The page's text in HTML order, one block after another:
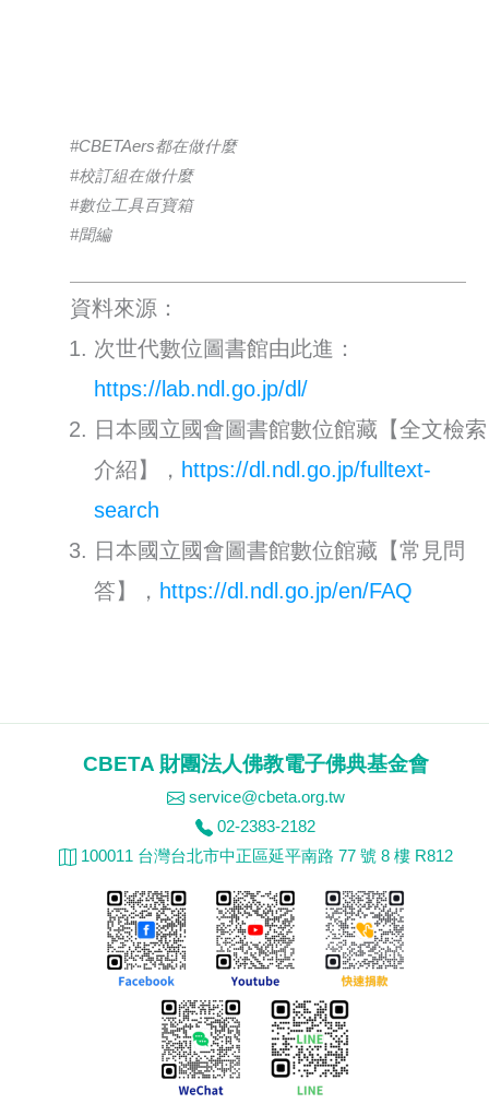
#CBETAers都在做什麼
#校訂組在做什麼
#數位工具百寶箱
#聞編
資料來源：
次世代數位圖書館由此進：
https://lab.ndl.go.jp/dl/
日本國立國會圖書館數位館藏【全文檢索
介紹】， https://dl.ndl.go.jp/fulltext-
search
日本國立國會圖書館數位館藏【常見問
答】， https://dl.ndl.go.jp/en/FAQ
CBETA 財團法人佛教電子佛典基金會
service@cbeta.org.tw
02-2383-2182
100011 台灣台北市中正區延平南路 77 號 8 樓 R812